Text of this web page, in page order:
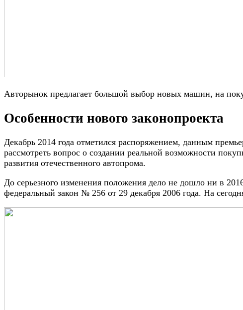
Авторынок предлагает большой выбор новых машин, на
Особенности нового законопроекта
Декабрь 2014 года отметился распоряжением, данным
рассмотреть вопрос о создании реальной возможности
развития отечественного автопрома.
До серьезного изменения положения дело не дошло ни в
федеральный закон № 256 от 29 декабря 2006 года. На